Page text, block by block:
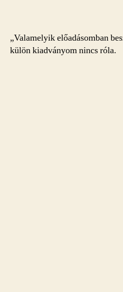
„Valamelyik előadásomban
külön kiadványom nincs róla.